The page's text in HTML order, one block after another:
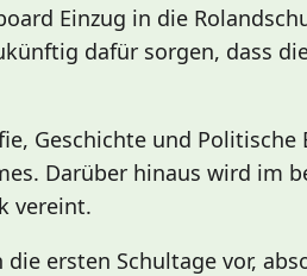
Einzug in die
dafür sorgen, dass
Geschichte und Politische
Darüber hinaus wird im
vereint.
ersten Schultage vor,